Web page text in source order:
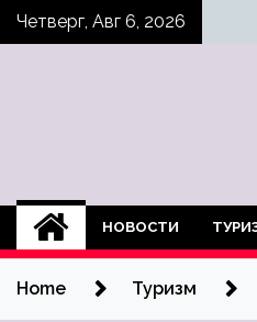
SkipЧетверг, Авг 6, 2026
НОВОСТИ
Home Туризм